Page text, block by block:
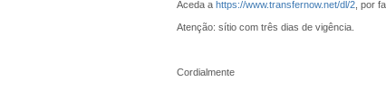
Aceda a https://www.transfernow.net/dl/2 , por
Atenção: sítio com três dias de vigência.
Cordialmente